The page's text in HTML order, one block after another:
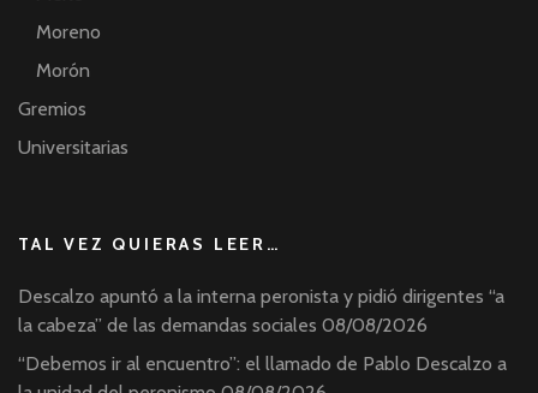
Moreno
Morón
Gremios
Universitarias
TAL VEZ QUIERAS LEER…
Descalzo apuntó a la interna peronista y pidió dirigentes “a
la cabeza” de las demandas sociales 08/08/2026
“Debemos ir al encuentro”: el llamado de Pablo Descalzo a